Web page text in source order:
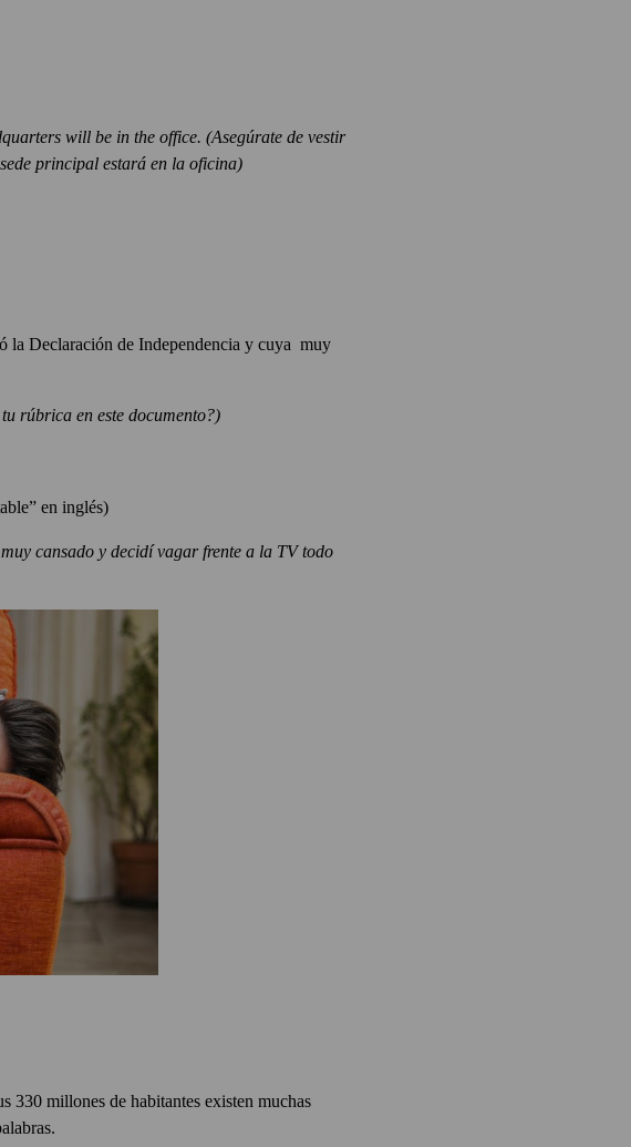
will be in the office. (Asegúrate de vestir
principal estará en la oficina)
la Declaración de Independencia y cuya muy
rúbrica en este documento?)
en inglés)
cansado y decidí vagar frente a la TV todo
330 millones de habitantes existen muchas